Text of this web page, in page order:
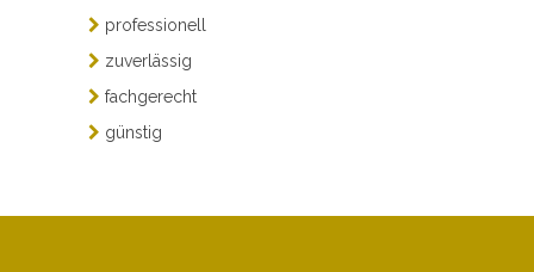
professionell
zuverlässig
fachgerecht
günstig